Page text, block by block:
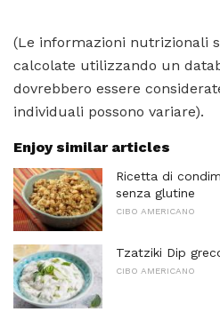
(Le informazioni nutrizionali
calcolate utilizzando un
dovrebbero essere
individuali possono variare).
Enjoy similar articles
Ricetta di
senza glutine
CIBO AMERICANO
Tzatziki Dip
CIBO AMERICANO